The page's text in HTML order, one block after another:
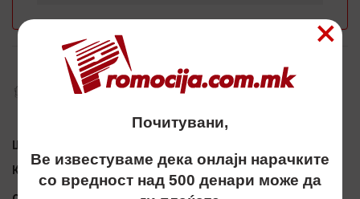
ДОСТАПНИ ПО НАРАЧКА:НЕМА ИНФОРМАЦИИ
Шифра:
Категорија:
ПРИВРЗОЦИ
Почитувани,
Ве известуваме дека онлајн нарачките
со вредност над 500 денари може да
×